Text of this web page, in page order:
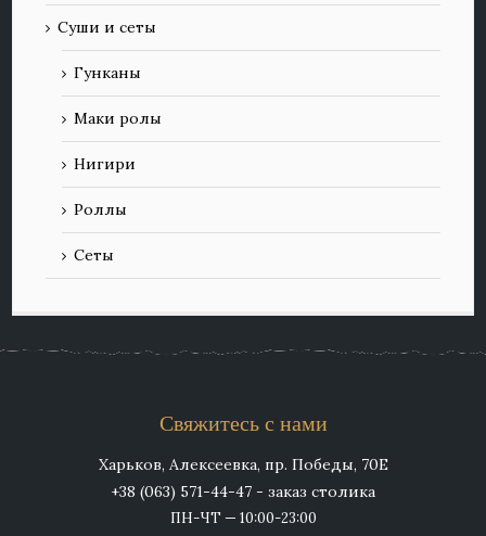
Суши и сеты
Гунканы
Маки ролы
Нигири
Роллы
Сеты
Свяжитесь с нами
Харьков, Алексеевка, пр. Победы, 70Е
+38 (063) 571-44-47 - заказ столика
ПН-ЧТ — 10:00-23:00